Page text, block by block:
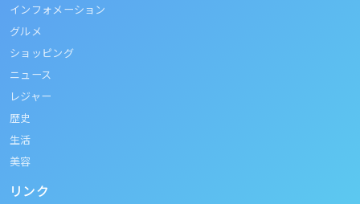
インフォメーション
グルメ
ショッピング
ニュース
レジャー
歴史
生活
美容
リンク